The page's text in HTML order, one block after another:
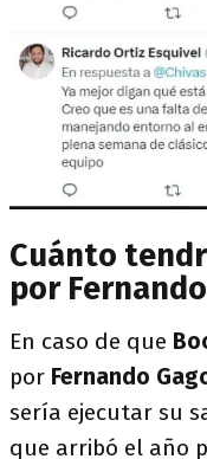
Cuánto
por
En caso de que
por Fernando
sería ejecutar su
que arribó el año